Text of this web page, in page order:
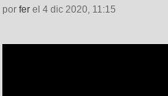
por fer el 4 dic 2020, 11:15